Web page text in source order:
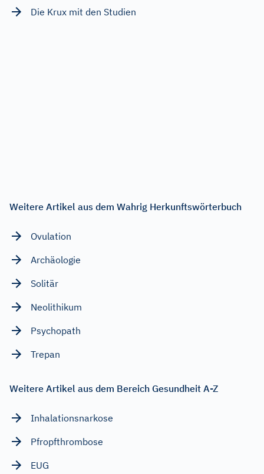
Die Krux mit den Studien
Weitere Artikel aus dem Wahrig Herkunftswörterbuch
Ovulation
Archäologie
Solitär
Neolithikum
Psychopath
Trepan
Weitere Artikel aus dem Bereich Gesundheit A-Z
Inhalationsnarkose
Pfropfthrombose
EUG